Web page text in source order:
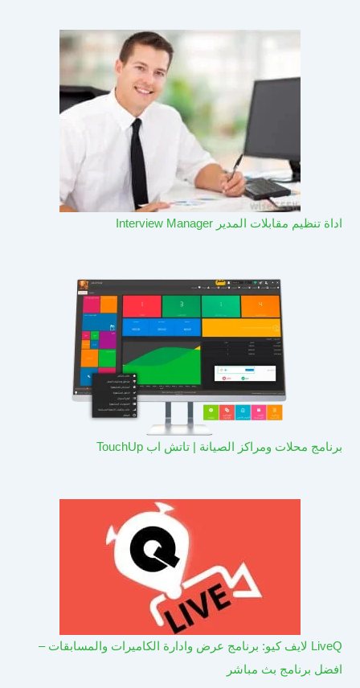
اداة تنظيم مقابلات المدير Interview Manager
برنامج محلات ومراكز الصيانة | تاتش اب TouchUp
LiveQ لايف كيو: برنامج عرض وادارة الكاميرات والمسابقات –
افضل برنامج بث مباشر